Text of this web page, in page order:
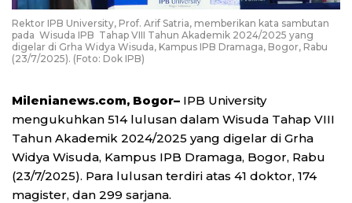
Rektor IPB University, Prof. Arif Satria, memberikan kata sambutan
pada Wisuda IPB Tahap VIII Tahun Akademik 2024/2025 yang
digelar di Grha Widya Wisuda, Kampus IPB Dramaga, Bogor, Rabu
(23/7/2025). (Foto: Dok IPB)
Milenianews.com, Bogor– IPB University
mengukuhkan 514 lulusan dalam Wisuda Tahap VIII
Tahun Akademik 2024/2025 yang digelar di Grha
Widya Wisuda, Kampus IPB Dramaga, Bogor, Rabu
(23/7/2025). Para lulusan terdiri atas 41 doktor, 174
magister, dan 299 sarjana.